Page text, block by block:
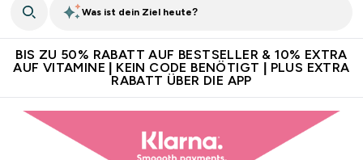
Was ist dein Ziel heute?
BIS ZU 50% RABATT AUF BESTSELLER & 10% EXTRA
AUF VITAMINE | KEIN CODE BENÖTIGT | PLUS EXTRA
RABATT ÜBER DIE APP